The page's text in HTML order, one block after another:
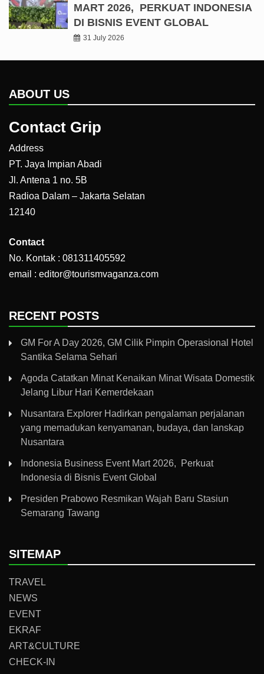
MART 2026, PERKUAT INDONESIA
DI BISNIS EVENT GLOBAL
31 July 2026
ABOUT US
Contact Grip
Address
PT. Jaya Impian Abadi
Jl. Antena 1 no. 5B
Radioa Dalam – Jakarta Selatan
12140
Contact
No. Kontak : 081311405592
email : editor@tourismvaganza.com
RECENT POSTS
GM For A Day 2026, GM Cilik Pimpin Operasional Hotel
Santika Selama Sehari
Agoda Catatkan Minat Kenaikan Minat Wisata Domestik
Jelang Libur Hari Kemerdekaan
Nusantara Explorer Hadirkan pengalaman perjalanan
yang memadukan kenyamanan, budaya, dan lanskap
Nusantara
Indonesia Business Event Mart 2026, Perkuat
Indonesia di Bisnis Event Global
Presiden Prabowo Resmikan Wajah Baru Stasiun
Semarang Tawang
SITEMAP
TRAVEL
NEWS
EVENT
EKRAF
ART&CULTURE
CHECK-IN